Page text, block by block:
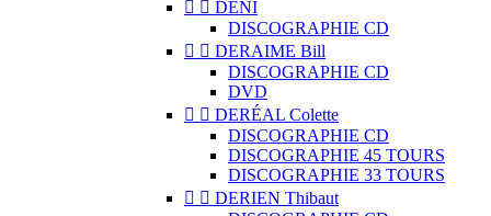
  DENI
DISCOGRAPHIE CD
  DERAIME Bill
DISCOGRAPHIE CD
DVD
  DERÉAL Colette
DISCOGRAPHIE CD
DISCOGRAPHIE 45 TOURS
DISCOGRAPHIE 33 TOURS
  DERIEN Thibaut